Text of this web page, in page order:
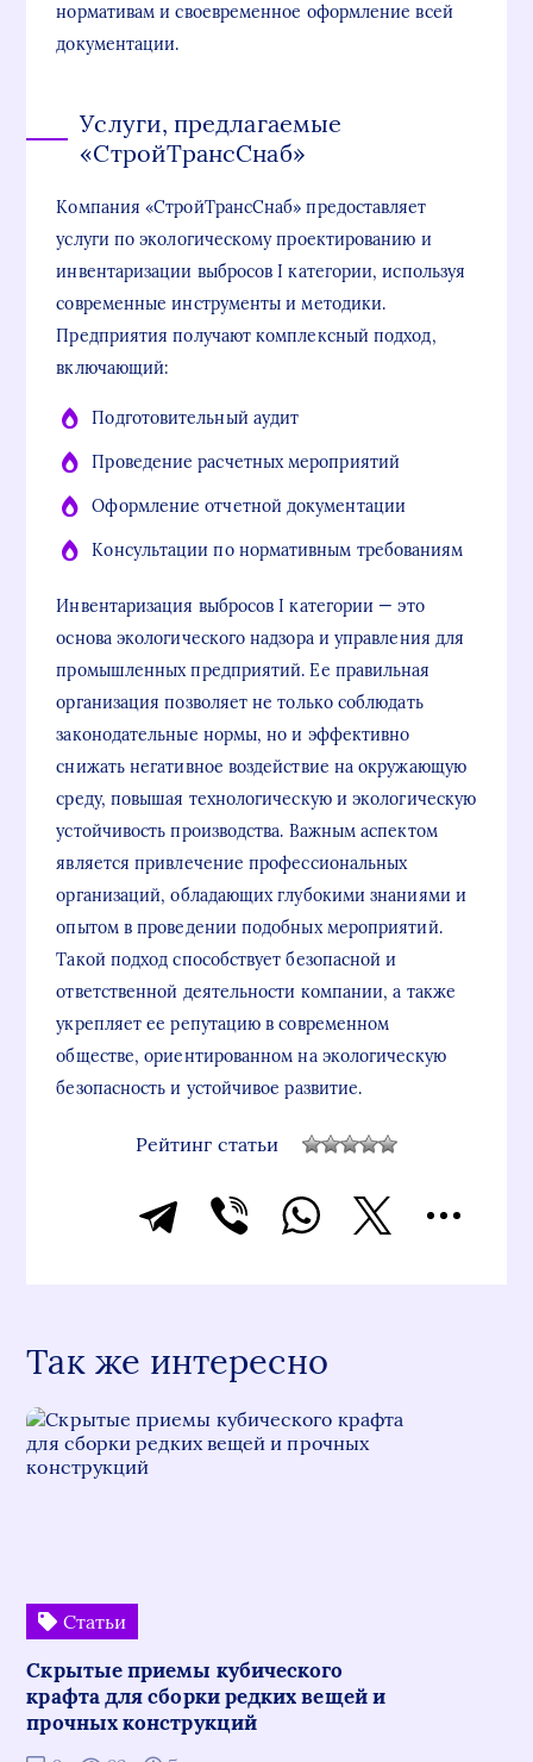
нормативам и своевременное оформление всей
документации.
Услуги, предлагаемые
«СтройТрансСнаб»
Компания «СтройТрансСнаб» предоставляет
услуги по экологическому проектированию и
инвентаризации выбросов I категории, используя
современные инструменты и методики.
Предприятия получают комплексный подход,
включающий:
Подготовительный аудит
Проведение расчетных мероприятий
Оформление отчетной документации
Консультации по нормативным требованиям
Инвентаризация выбросов I категории — это
основа экологического надзора и управления для
промышленных предприятий. Ее правильная
организация позволяет не только соблюдать
законодательные нормы, но и эффективно
снижать негативное воздействие на окружающую
среду, повышая технологическую и экологическую
устойчивость производства. Важным аспектом
является привлечение профессиональных
организаций, обладающих глубокими знаниями и
опытом в проведении подобных мероприятий.
Такой подход способствует безопасной и
ответственной деятельности компании, а также
укрепляет ее репутацию в современном
обществе, ориентированном на экологическую
безопасность и устойчивое развитие.
Рейтинг статьи
Так же интересно
Статьи
Скрытые приемы кубического
крафта для сборки редких вещей и
прочных конструкций